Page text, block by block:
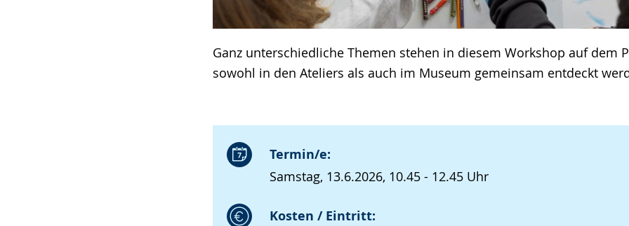
Ganz unterschiedliche Themen stehen in diesem Workshop auf dem
sowohl in den Ateliers als auch im Museum gemeinsam entdeckt
Termin/e:
Samstag, 13.6.2026, 10.45 - 12.45 Uhr
Kosten / Eintritt: